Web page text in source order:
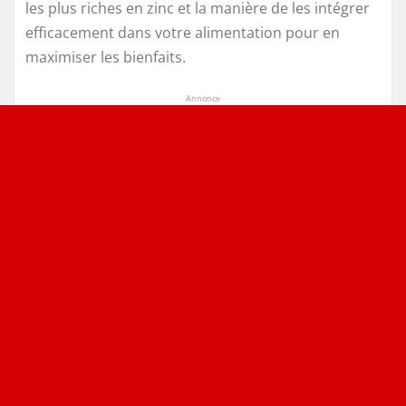
les plus riches en zinc et la manière de les intégrer
efficacement dans votre alimentation pour en
maximiser les bienfaits.
Annonce